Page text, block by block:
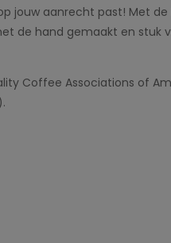
jouw aanrecht past! Met
de hand gemaakt en stuk
Coffee Associations of